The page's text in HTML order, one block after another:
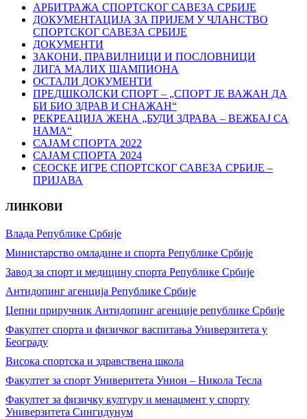
АРБИТРАЖА СПОРТСКОГ САВЕЗА СРБИЈЕ
ДОКУМЕНТАЦИЈА ЗА ПРИЈЕМ У ЧЛАНСТВО
СПОРТСКОГ САВЕЗА СРБИЈЕ
ДОКУМЕНТИ
ЗАКОНИ, ПРАВИЛНИЦИ И ПОСЛОВНИЦИ
ЛИГА МАЛИХ ШАМПИОНА
ОСТАЛИ ДОКУМЕНТИ
ПРЕДШКОЛСКИ СПОРТ – „СПОРТ ЈЕ ВАЖАН ДА
БИ БИО ЗДРАВ И СНАЖАН“
РЕКРЕАЦИЈА ЖЕНА „БУДИ ЗДРАВА – ВЕЖБАЈ СА
НАМА“
САЈАМ СПОРТА 2022
САЈАМ СПОРТА 2024
СЕОСКЕ ИГРЕ СПОРТСКОГ САВЕЗА СРБИЈЕ –
ПРИЈАВА
ЛИНКОВИ
Влада Републике Србије
Министарство омладине и спорта Републике Србије
Завод за спорт и медицину спорта Републике Србије
Антидопинг агенција Републике Србије
Џепни приручник Антидопинг агенције републике Србије
Факултет спорта и физичког васпитања Универзитета у
Београду
Висока спортска и здравствена школа
Факултет за спорт Универитета Унион – Никола Тесла
Факултет за физичку културу и менаџмент у спорту
Универзитета Сингидунум